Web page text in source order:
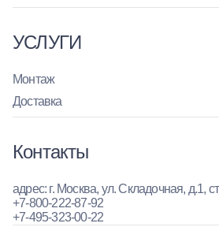
УСЛУГИ
Монтаж
Доставка
Контакты
адрес: г. Москва, ул. Складочная, д.1,
+7-800-222-87-92
+7-495-323-00-22